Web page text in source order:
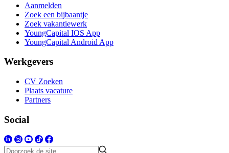
Aanmelden
Zoek een bijbaantje
Zoek vakantiewerk
YoungCapital IOS App
YoungCapital Android App
Werkgevers
CV Zoeken
Plaats vacature
Partners
Social